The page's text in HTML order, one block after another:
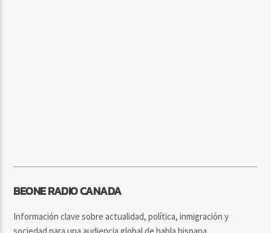
BEONE RADIO CANADA
Información clave sobre actualidad, política, inmigración y